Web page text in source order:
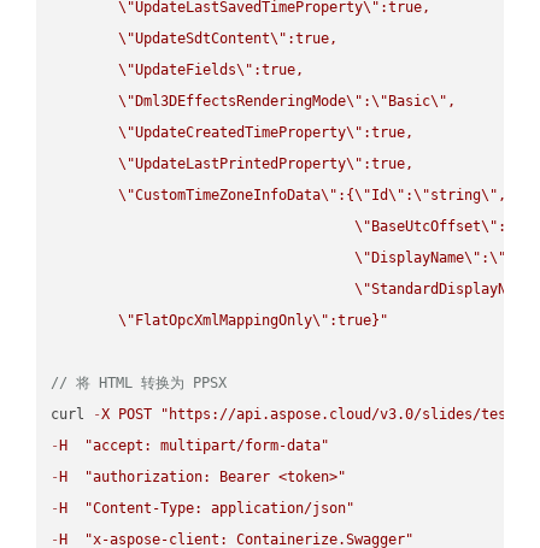
\"UpdateLastSavedTimeProperty\" :true,
\"UpdateSdtContent\" :true,
\"UpdateFields\" :true,
\" Dml3DEffectsRenderingMode\" :\" Basic\" ,
\"UpdateCreatedTimeProperty\" :true,
\"UpdateLastPrintedProperty\" :true,
\"CustomTimeZoneInfoData\" :{\"Id\" :\"string\" ,
\" BaseUtcOffset\" :
\" DisplayName\" :\"
\"StandardDisplayName
\" FlatOpcXmlMappingOnly\" :true}"
// 将 HTML 转换为 PPSX
curl
-X POST
"https://api.aspose.cloud/v3.0/slides/test-
- H
"accept: multipart/form-data"
- H
"authorization: Bearer <token>"
- H
"Content-Type: application/json"
- H
"x-aspose-client: Containerize.Swagger"